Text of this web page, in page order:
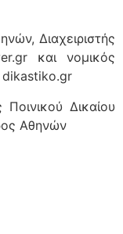
Διαχειριστής
και νομικός
dikastiko.gr
Δικαίου
Αθηνών